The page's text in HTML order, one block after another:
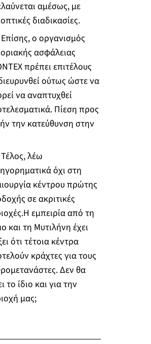
αμέσως, με
διαδικασίες.
ο οργανισμός
ασφάλειας
πρέπει επιτέλους
ούτως ώστε να
να αναπτυχθεί
Πίεση προς
την κατεύθυνση στην
λέω
όχι στη
κέντρου πρώτης
σε ακριτικές
εμπειρία από τη
και τη Μυτιλήνη έχει
ότι τέτοια κέντρα
κράχτες για τους
Δεν θα
το ίδιο και για την
μας;